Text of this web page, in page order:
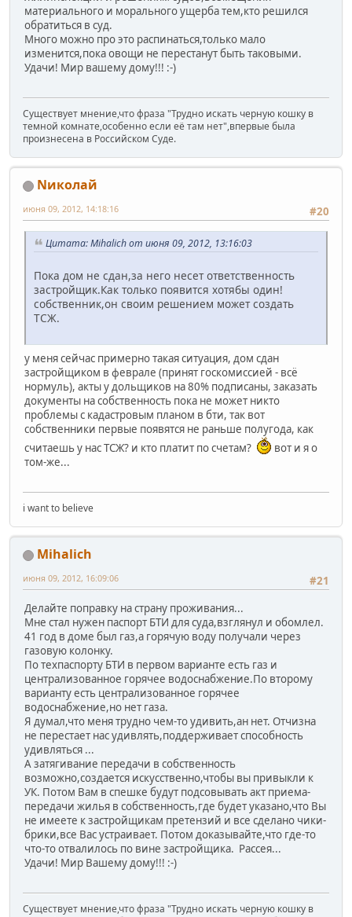
материального и морального ущерба тем,кто решился
обратиться в суд.
Много можно про это распинаться,только мало
изменится,пока овощи не перестанут быть таковыми.
Удачи! Мир вашему дому!!! :-)
Существует мнение,что фраза "Трудно искать черную кошку в
темной комнате,особенно если её там нет",впервые была
произнесена в Российском Суде.
Nиколай
#20
июня 09, 2012, 14:18:16
Цитата: Mihalich от июня 09, 2012, 13:16:03
Пока дом не сдан,за него несет ответственность
застройщик.Как только появится хотябы один!
собственник,он своим решением может создать
ТСЖ.
у меня сейчас примерно такая ситуация, дом сдан
застройщиком в феврале (принят госкомиссией - всё
нормуль), акты у дольщиков на 80% подписаны, заказать
документы на собственность пока не может никто
проблемы с кадастровым планом в бти, так вот
собственники первые появятся не раньше полугода, как
считаешь у нас ТСЖ? и кто платит по счетам?
вот и я о
том-же...
i want to believe
Mihalich
#21
июня 09, 2012, 16:09:06
Делайте поправку на страну проживания...
Мне стал нужен паспорт БТИ для суда,взглянул и обомлел.
41 год в доме был газ,а горячую воду получали через
газовую колонку.
По техпаспорту БТИ в первом варианте есть газ и
централизованное горячее водоснабжение.По второму
варианту есть централизованное горячее
водоснабжение,но нет газа.
Я думал,что меня трудно чем-то удивить,ан нет. Отчизна
не перестает нас удивлять,поддерживает способность
удивляться ...
А затягивание передачи в собственность
возможно,создается искусственно,чтобы вы привыкли к
УК. Потом Вам в спешке будут подсовывать акт приема-
передачи жилья в собственность,где будет указано,что Вы
не имеете к застройщикам претензий и все сделано чики-
брики,все Вас устраивает. Потом доказывайте,что где-то
что-то отвалилось по вине застройщика. Рассея...
Удачи! Мир Вашему дому!!! :-)
Существует мнение,что фраза "Трудно искать черную кошку в